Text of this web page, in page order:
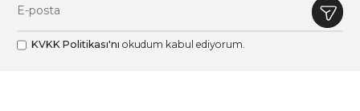
KVKK Politikası'nı okudum kabul ediyorum.